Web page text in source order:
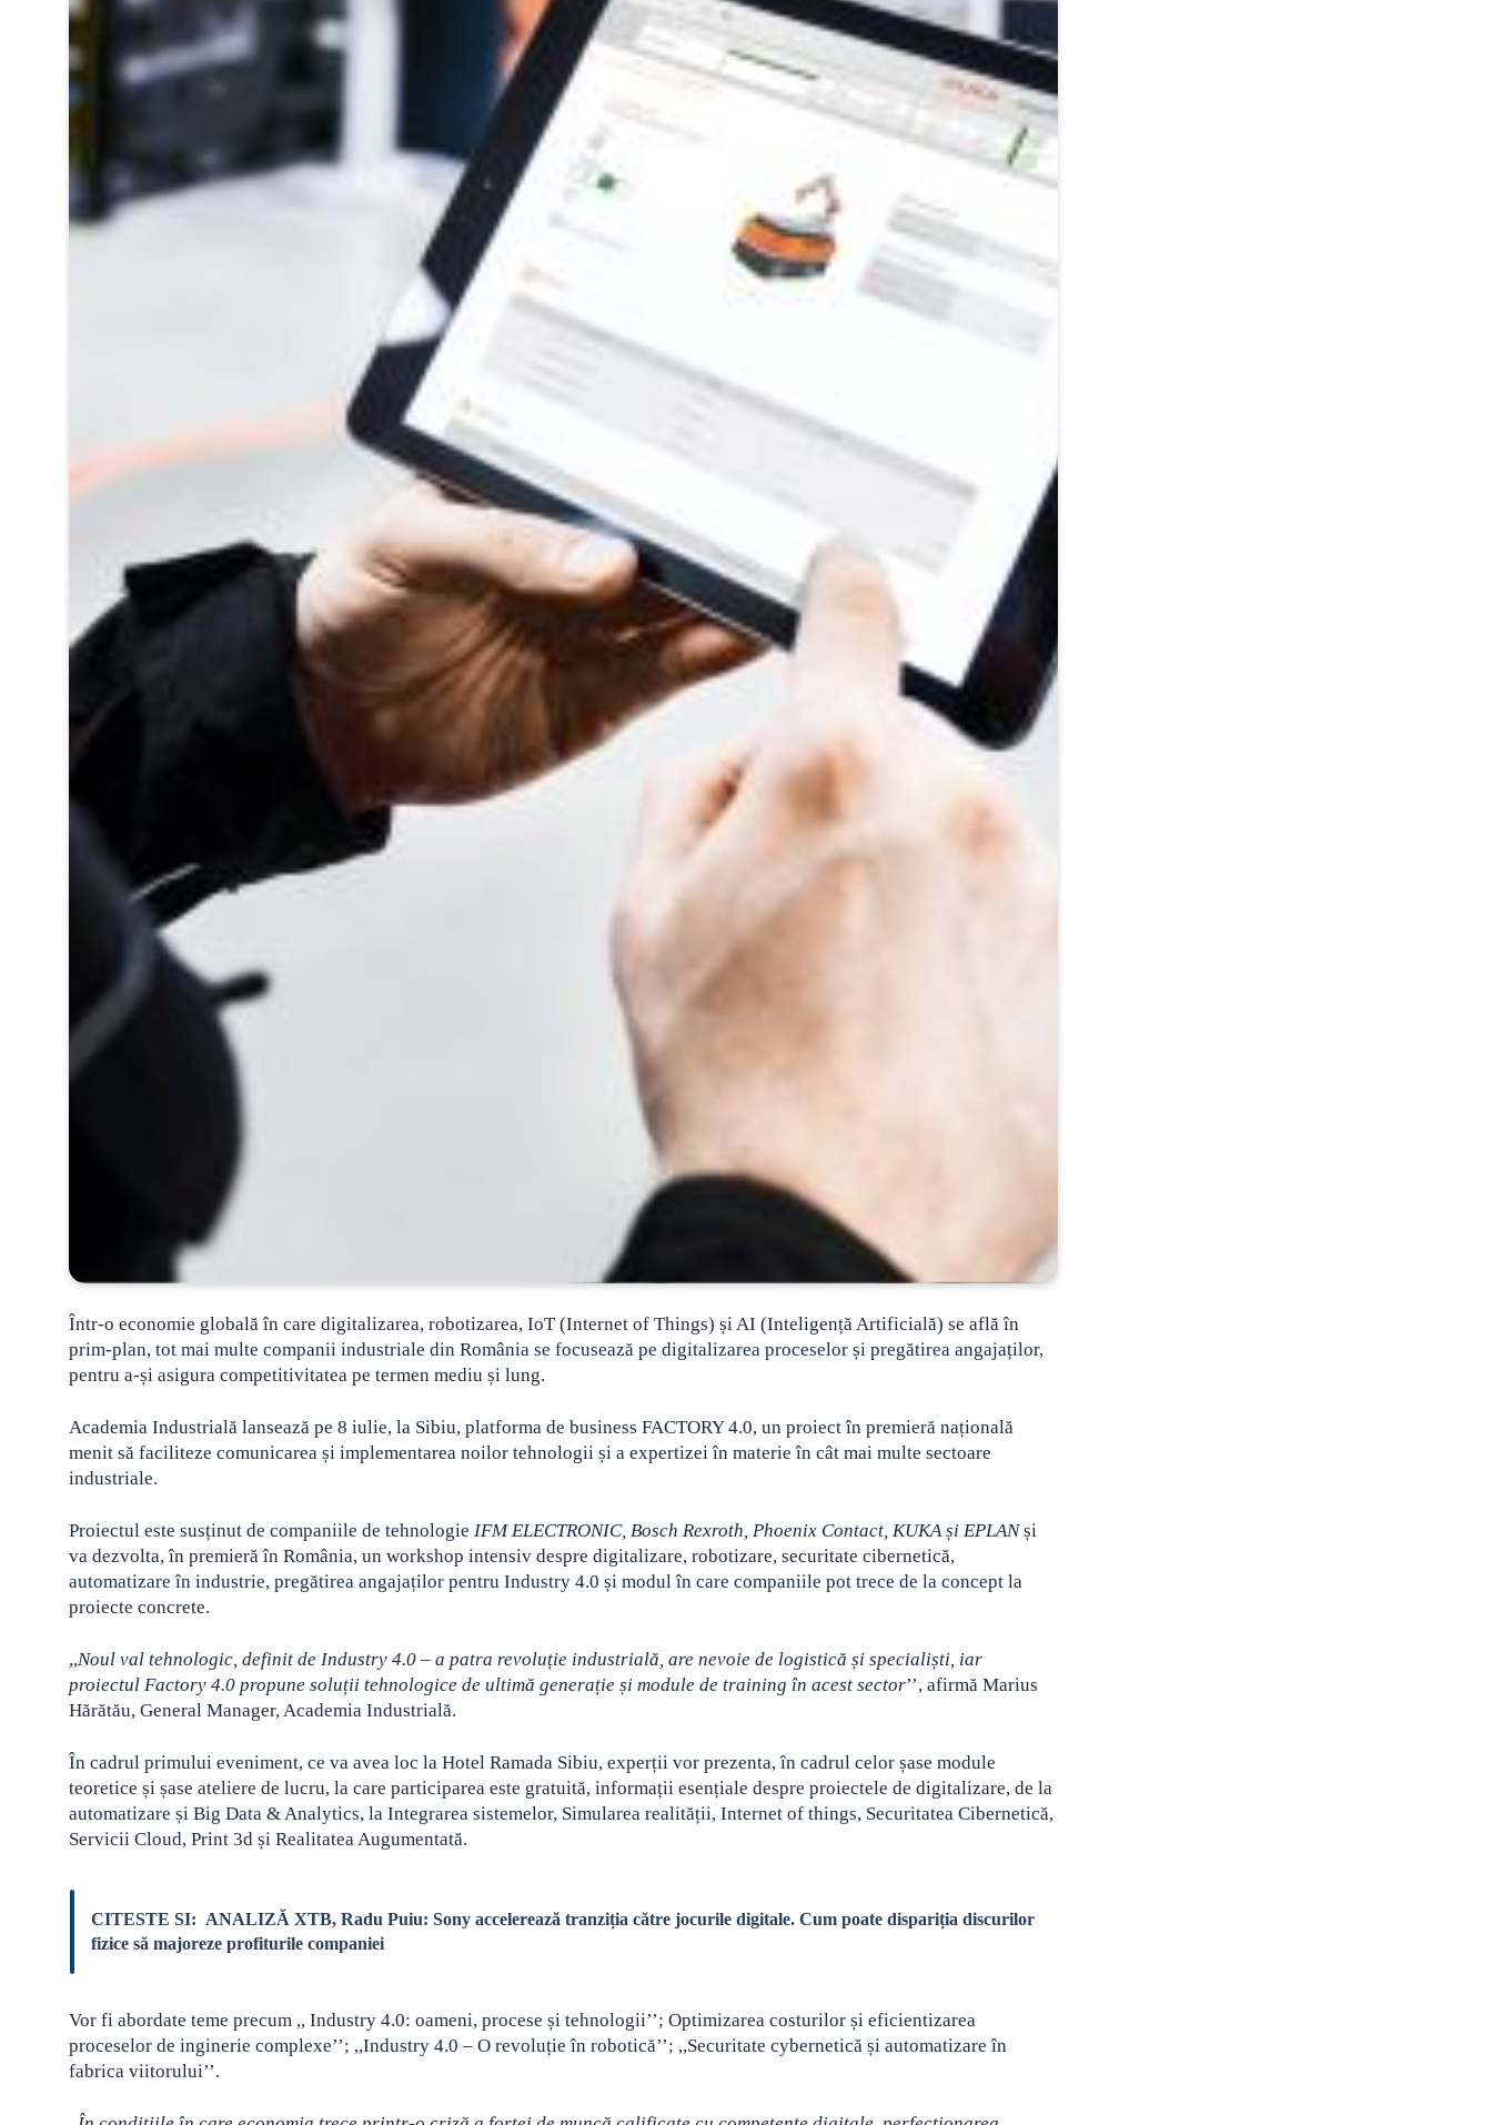
Într-o economie globală în care digitalizarea, robotizarea, IoT (Internet of Things) și AI (Inteligență Artificială) se află în
prim-plan, tot mai multe companii industriale din România se focusează pe digitalizarea proceselor și pregătirea angajaților,
pentru a-și asigura competitivitatea pe termen mediu și lung.
Academia Industrială lansează pe 8 iulie, la Sibiu, platforma de business FACTORY 4.0, un proiect în premieră națională
menit să faciliteze comunicarea și implementarea noilor tehnologii și a expertizei în materie în cât mai multe sectoare
industriale.
Proiectul este susținut de companiile de tehnologie IFM ELECTRONIC, Bosch Rexroth, Phoenix Contact, KUKA și EPLANși
va dezvolta, în premieră în România, un workshop intensiv despre digitalizare, robotizare, securitate cibernetică,
automatizare în industrie, pregătirea angajaților pentru Industry 4.0 și modul în care companiile pot trece de la concept la
proiecte concrete.
,,Noul val tehnologic, definit de Industry 4.0 – a patra revoluție industrială, are nevoie de logistică și specialiști, iar
proiectul Factory 4.0 propune soluții tehnologice de ultimă generație și module de training în acest sector’’, afirmă Marius
Hărătău, General Manager, Academia Industrială.
În cadrul primului eveniment, ce va avea loc la Hotel Ramada Sibiu, experții vor prezenta, în cadrul celor șase module
teoretice și șase ateliere de lucru, la care participarea este gratuită, informații esențiale despre proiectele de digitalizare, de la
automatizare și Big Data & Analytics, la Integrarea sistemelor, Simularea realității, Internet of things, Securitatea Cibernetică,
Servicii Cloud, Print 3d și Realitatea Augumentată.
CITESTE SI: ANALIZĂ XTB, Radu Puiu: Sony accelerează tranziția către jocurile digitale. Cum poate dispariția discurilor
fizice să majoreze profiturile companiei
Vor fi abordate teme precum ,, Industry 4.0: oameni, procese și tehnologii’’; Optimizarea costurilor și eficientizarea
proceselor de inginerie complexe’’; ,,Industry 4.0 – O revoluție în robotică’’; ,,Securitate cybernetică și automatizare în
fabrica viitorului’’.